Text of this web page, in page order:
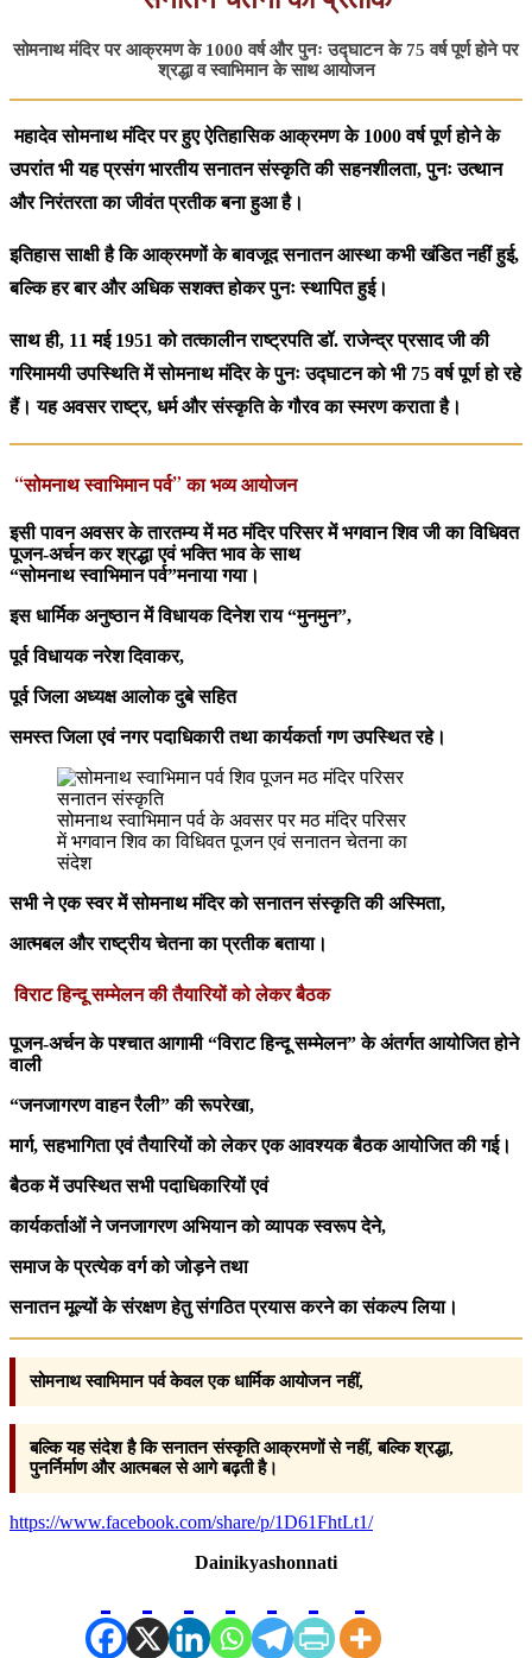
सोमनाथ मंदिर पर आक्रमण के 1000 वर्ष और पुनः उद्घाटन के 75 वर्ष पूर्ण होने पर
श्रद्धा व स्वाभिमान के साथ आयोजन
महादेव सोमनाथ मंदिर पर हुए ऐतिहासिक आक्रमण के 1000 वर्ष पूर्ण होने के
उपरांत भी यह प्रसंग भारतीय सनातन संस्कृति की सहनशीलता, पुनः उत्थान
और निरंतरता का जीवंत प्रतीक बना हुआ है।
इतिहास साक्षी है कि आक्रमणों के बावजूद सनातन आस्था कभी खंडित नहीं हुई,
बल्कि हर बार और अधिक सशक्त होकर पुनः स्थापित हुई।
साथ ही, 11 मई 1951 को तत्कालीन राष्ट्रपति डॉ. राजेन्द्र प्रसाद जी की
गरिमामयी उपस्थिति में सोमनाथ मंदिर के पुनः उद्घाटन को भी 75 वर्ष पूर्ण हो रहे
हैं। यह अवसर राष्ट्र, धर्म और संस्कृति के गौरव का स्मरण कराता है।
“सोमनाथ स्वाभिमान पर्व” का भव्य आयोजन
इसी पावन अवसर के तारतम्य में मठ मंदिर परिसर में भगवान शिव जी का विधिवत
पूजन-अर्चन कर श्रद्धा एवं भक्ति भाव के साथ
“सोमनाथ स्वाभिमान पर्व”मनाया गया।
इस धार्मिक अनुष्ठान में विधायक दिनेश राय “मुनमुन”,
पूर्व विधायक नरेश दिवाकर,
पूर्व जिला अध्यक्ष आलोक दुबे सहित
समस्त जिला एवं नगर पदाधिकारी तथा कार्यकर्ता गण उपस्थित रहे।
सोमनाथ स्वाभिमान पर्व के अवसर पर मठ मंदिर परिसर
में भगवान शिव का विधिवत पूजन एवं सनातन चेतना का
संदेश
सभी ने एक स्वर में सोमनाथ मंदिर को सनातन संस्कृति की अस्मिता,
आत्मबल और राष्ट्रीय चेतना का प्रतीक बताया।
विराट हिन्दू सम्मेलन की तैयारियों को लेकर बैठक
पूजन-अर्चन के पश्चात आगामी “विराट हिन्दू सम्मेलन” के अंतर्गत आयोजित होने
वाली
“जनजागरण वाहन रैली” की रूपरेखा,
मार्ग, सहभागिता एवं तैयारियों को लेकर एक आवश्यक बैठक आयोजित की गई।
बैठक में उपस्थित सभी पदाधिकारियों एवं
कार्यकर्ताओं ने जनजागरण अभियान को व्यापक स्वरूप देने,
समाज के प्रत्येक वर्ग को जोड़ने तथा
सनातन मूल्यों के संरक्षण हेतु संगठित प्रयास करने का संकल्प लिया।
सोमनाथ स्वाभिमान पर्व केवल एक धार्मिक आयोजन नहीं,
बल्कि यह संदेश है कि सनातन संस्कृति आक्रमणों से नहीं,बल्कि श्रद्धा,
पुनर्निर्माण और आत्मबल से आगे बढ़ती है।
https://www.facebook.com/share/p/1D61FhtLt1/
Dainikyashonnati